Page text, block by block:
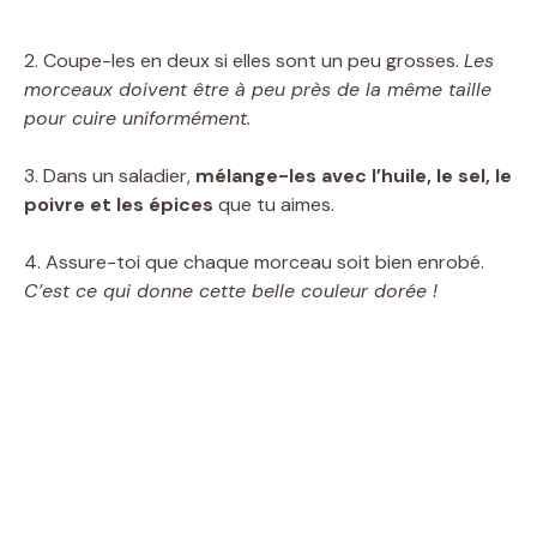
2. Coupe-les en deux si elles sont un peu grosses. Les
morceaux doivent être à peu près de la même taille
pour cuire uniformément.
3. Dans un saladier, mélange-les avec l’huile, le sel, le
poivre et les épices que tu aimes.
4. Assure-toi que chaque morceau soit bien enrobé.
C’est ce qui donne cette belle couleur dorée !